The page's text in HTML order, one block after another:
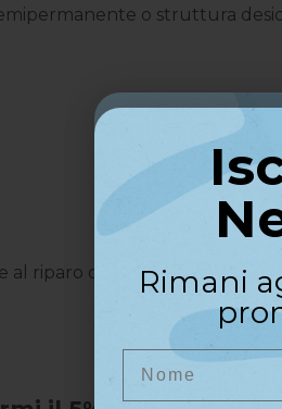
o struttura
al riparo dalla luce diretta.
Nome
Rimani
Nome